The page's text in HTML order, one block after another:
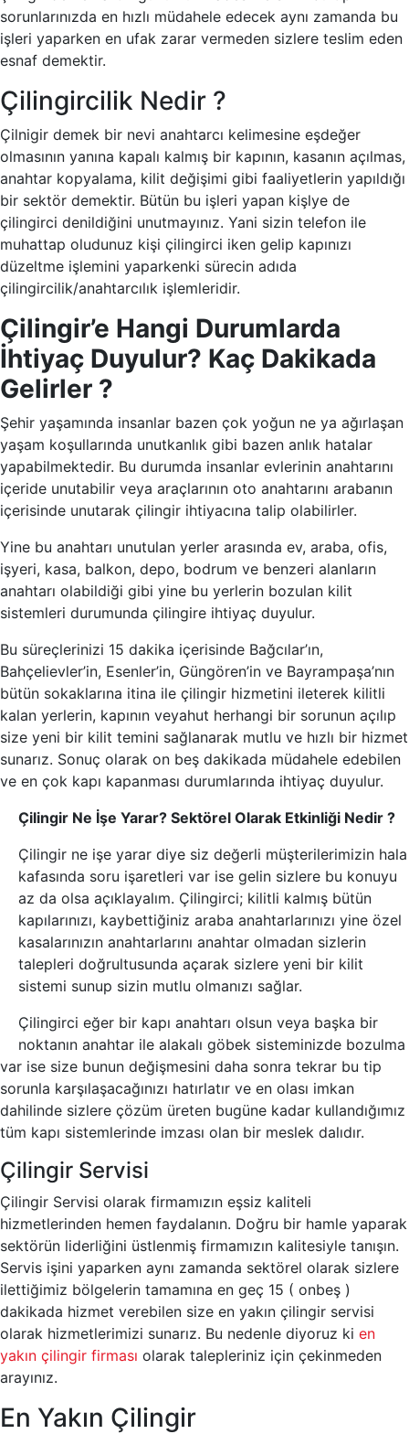
sorunlarınızda en hızlı müdahele edecek aynı zamanda bu
işleri yaparken en ufak zarar vermeden sizlere teslim eden
esnaf demektir.
Çilingircilik Nedir ?
Çilnigir demek bir nevi anahtarcı kelimesine eşdeğer
olmasının yanına kapalı kalmış bir kapının, kasanın açılmas,
anahtar kopyalama, kilit değişimi gibi faaliyetlerin yapıldığı
bir sektör demektir. Bütün bu işleri yapan kişlye de
çilingirci denildiğini unutmayınız. Yani sizin telefon ile
muhattap oludunuz kişi çilingirci iken gelip kapınızı
düzeltme işlemini yaparkenki sürecin adıda
çilingircilik/anahtarcılık işlemleridir.
Çilingir’e Hangi Durumlarda
İhtiyaç Duyulur? Kaç Dakikada
Gelirler ?
Şehir yaşamında insanlar bazen çok yoğun ne ya ağırlaşan
yaşam koşullarında unutkanlık gibi bazen anlık hatalar
yapabilmektedir. Bu durumda insanlar evlerinin anahtarını
içeride unutabilir veya araçlarının oto anahtarını arabanın
içerisinde unutarak çilingir ihtiyacına talip olabilirler.
Yine bu anahtarı unutulan yerler arasında ev, araba, ofis,
işyeri, kasa, balkon, depo, bodrum ve benzeri alanların
anahtarı olabildiği gibi yine bu yerlerin bozulan kilit
sistemleri durumunda çilingire ihtiyaç duyulur.
Bu süreçlerinizi 15 dakika içerisinde Bağcılar’ın,
Bahçelievler’in, Esenler’in, Güngören’in ve Bayrampaşa’nın
bütün sokaklarına itina ile çilingir hizmetini ileterek kilitli
kalan yerlerin, kapının veyahut herhangi bir sorunun açılıp
size yeni bir kilit temini sağlanarak mutlu ve hızlı bir hizmet
sunarız. Sonuç olarak on beş dakikada müdahele edebilen
ve en çok kapı kapanması durumlarında ihtiyaç duyulur.
Çilingir Ne İşe Yarar? Sektörel Olarak Etkinliği Nedir ?
Çilingir ne işe yarar diye siz değerli müşterilerimizin hala
kafasında soru işaretleri var ise gelin sizlere bu konuyu
az da olsa açıklayalım. Çilingirci; kilitli kalmış bütün
kapılarınızı, kaybettiğiniz araba anahtarlarınızı yine özel
kasalarınızın anahtarlarını anahtar olmadan sizlerin
talepleri doğrultusunda açarak sizlere yeni bir kilit
sistemi sunup sizin mutlu olmanızı sağlar.
Çilingirci eğer bir kapı anahtarı olsun veya başka bir
noktanın anahtar ile alakalı göbek sisteminizde bozulma
var ise size bunun değişmesini daha sonra tekrar bu tip
sorunla karşılaşacağınızı hatırlatır ve en olası imkan
dahilinde sizlere çözüm üreten bugüne kadar kullandığımız
tüm kapı sistemlerinde imzası olan bir meslek dalıdır.
Çilingir Servisi
Çilingir Servisi olarak firmamızın eşsiz kaliteli
hizmetlerinden hemen faydalanın. Doğru bir hamle yaparak
sektörün liderliğini üstlenmiş firmamızın kalitesiyle tanışın.
Servis işini yaparken aynı zamanda sektörel olarak sizlere
ilettiğimiz bölgelerin tamamına en geç 15 ( onbeş )
dakikada hizmet verebilen size en yakın çilingir servisi
olarak hizmetlerimizi sunarız. Bu nedenle diyoruz ki en
yakın çilingir firması olarak talepleriniz için çekinmeden
arayınız.
En Yakın Çilingir